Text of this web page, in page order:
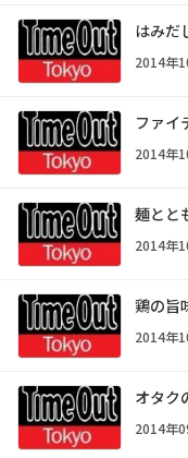
はみだ
2014年
ファイ
2014年
麺とと
2014年
鶏の旨
2014年
オタク
2014年